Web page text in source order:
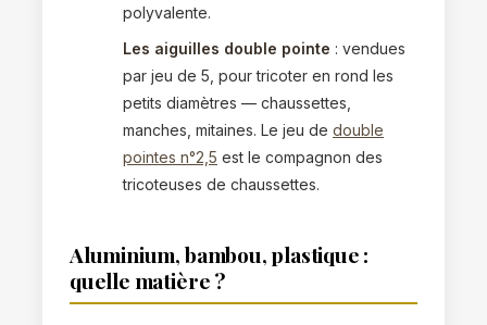
polyvalente.
Les aiguilles double pointe : vendues
par jeu de 5, pour tricoter en rond les
petits diamètres — chaussettes,
manches, mitaines. Le jeu de double
pointes n°2,5 est le compagnon des
tricoteuses de chaussettes.
Aluminium, bambou, plastique :
quelle matière ?